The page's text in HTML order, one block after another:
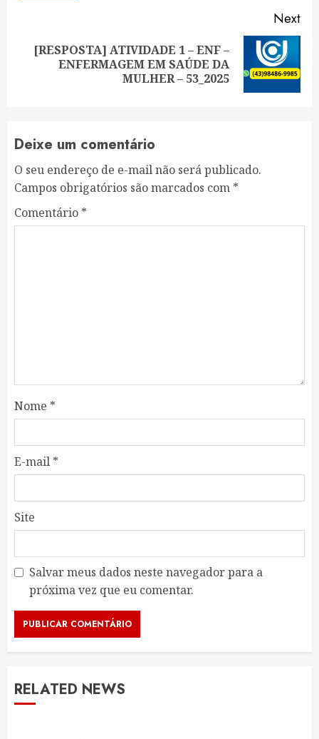
Next
Next
[RESPOSTA] ATIVIDADE 1 – ENF –
ENFERMAGEM EM SAÚDE DA
MULHER – 53_2025
Deixe um comentário
O seu endereço de e-mail não será publicado.
Campos obrigatórios são marcados com *
Comentário *
Nome *
E-mail *
Site
Salvar meus dados neste navegador para a
próxima vez que eu comentar.
RELATED NEWS